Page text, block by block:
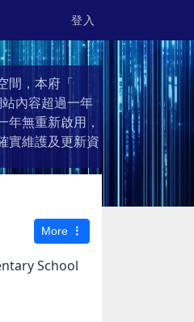
登入
間，本府「
內容超過一年
無重新啟用，
實維護及更新資
More
School